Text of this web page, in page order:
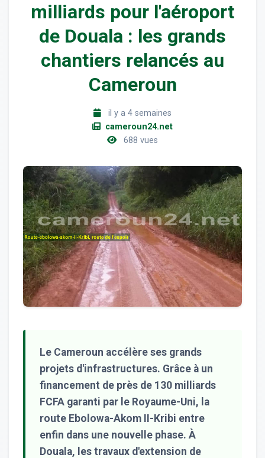
milliards pour l'aéroport
de Douala : les grands
chantiers relancés au
Cameroun
il y a 4 semaines
cameroun24.net
688 vues
Le Cameroun accélère ses grands
projets d'infrastructures. Grâce à un
financement de près de 130 milliards
FCFA garanti par le Royaume-Uni, la
route Ebolowa-Akom II-Kribi entre
enfin dans une nouvelle phase. À
Douala, les travaux d'extension de